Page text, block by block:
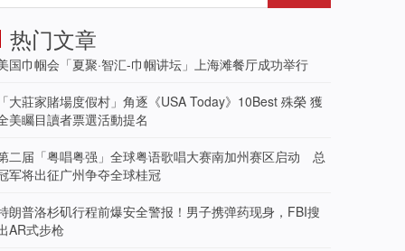
热门文章
国巾帼会「夏聚·智汇-巾帼讲坛」上海滩餐厅成功举行
大莊家賭場度假村」角逐《USA Today》10Best 殊榮 獲
美矚目讀者票選活動提名
二届「粤唱粤强」全球粤语歌唱大赛南加州赛区启动 总
军将出征广州争夺全球桂冠
朗普洛杉矶行程前爆安全警报！男子携弹药现身，FBI搜
AR式步枪